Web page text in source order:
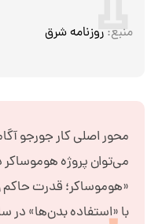
منبع: روزنامه شرق
می‌توان پروژه
«هوموساکر؛ قدرت حاکم